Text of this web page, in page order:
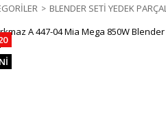
BLENDER SETİ YEDEK